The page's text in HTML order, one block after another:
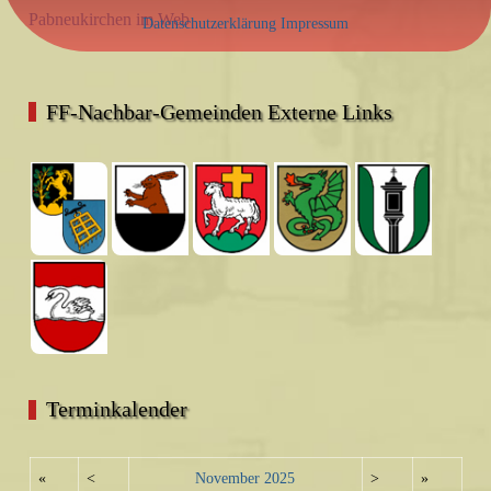
Pabneukirchen im Web
FF-Nachbar-Gemeinden Externe Links
Terminkalender
« < November 2025 > »
Datenschutzerklärung Impressum